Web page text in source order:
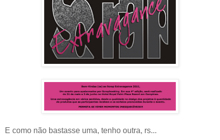
E como não bastasse uma, tenho outra, rs...